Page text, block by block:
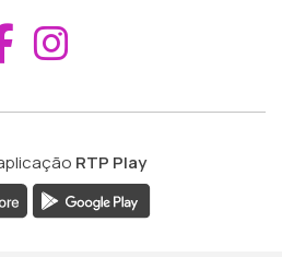
Aceder ao
RTP Play